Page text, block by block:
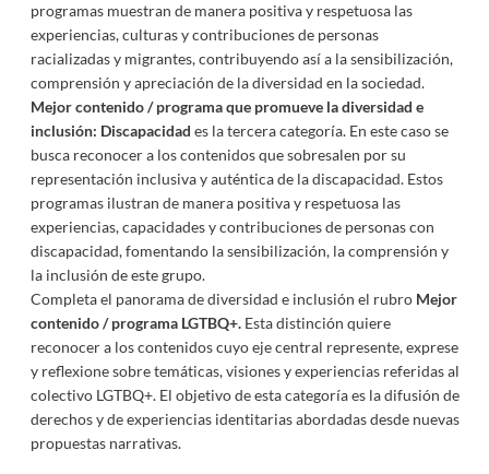
programas muestran de manera positiva y respetuosa las
experiencias, culturas y contribuciones de personas
racializadas y migrantes, contribuyendo así a la sensibilización,
comprensión y apreciación de la diversidad en la sociedad.
Mejor contenido / programa que promueve la diversidad e
inclusión: Discapacidad es la tercera categoría. En este caso se
busca reconocer a los contenidos que sobresalen por su
representación inclusiva y auténtica de la discapacidad. Estos
programas ilustran de manera positiva y respetuosa las
experiencias, capacidades y contribuciones de personas con
discapacidad, fomentando la sensibilización, la comprensión y
la inclusión de este grupo.
Completa el panorama de diversidad e inclusión el rubro Mejor
contenido / programa LGTBQ+.Esta distinción quiere
reconocer a los contenidos cuyo eje central represente, exprese
y reflexione sobre temáticas, visiones y experiencias referidas al
colectivo LGTBQ+. El objetivo de esta categoría es la difusión de
derechos y de experiencias identitarias abordadas desde nuevas
propuestas narrativas.